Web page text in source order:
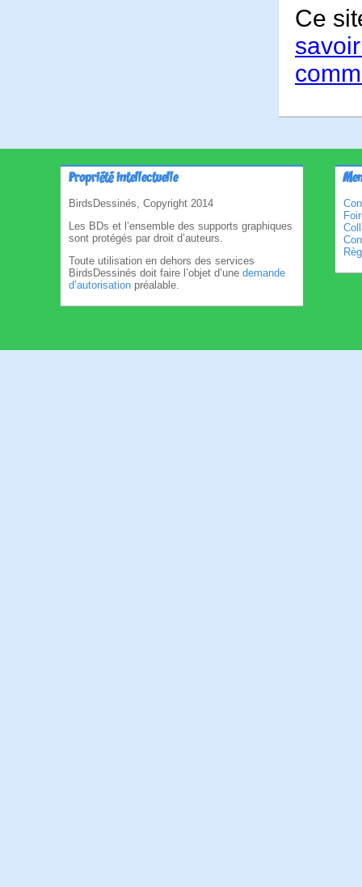
Ce
Propriété intellectuelle
BirdsDessinés, Copyright 2014
Les BDs et l’ensemble des supports graphiques
sont protégés par droit d’auteurs.
Toute utilisation en dehors des services
BirdsDessinés doit faire l’objet d’une demande
d’autorisation préalable.